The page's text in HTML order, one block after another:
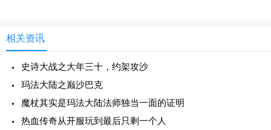
相关资讯
史诗大战之大年三十，约架攻沙
玛法大陆之巅沙巴克
魔杖其实是玛法大陆法师独当一面的证明
热血传奇从开服玩到最后只剩一个人